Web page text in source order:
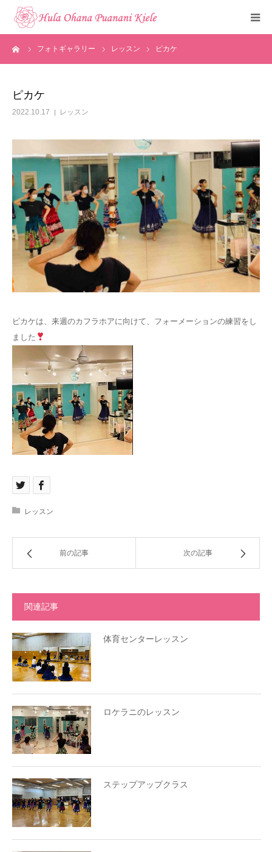
フォトギャラリー レッスン ピカケ
ピカケ
2022.10.17 レッスン
ピカケは、来週のカフラホアに向けて、フォーメーションの練習をし
ました
レッスン
前の記事 次の記事
関連記事
体育センターレッスン
ロケラニのレッスン
ステップアップクラス
トップ
メディア掲載
フォトギャラリー
お知らせ
見学・体験申込
お問い合わせ